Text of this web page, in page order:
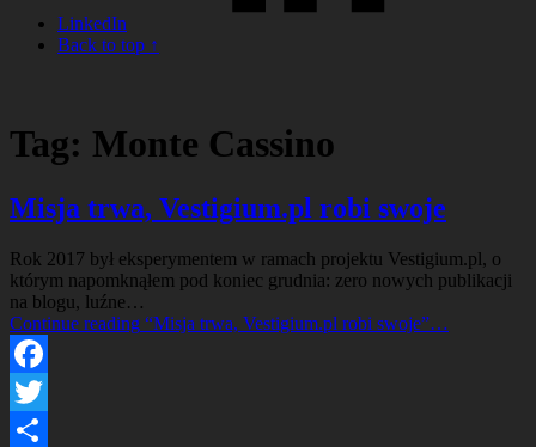
LinkedIn
Back to top ↑
Tag: Monte Cassino
Misja trwa, Vestigium.pl robi swoje
Rok 2017 był eksperymentem w ramach projektu Vestigium.pl, o
którym napomknąłem pod koniec grudnia: zero nowych publikacji
na blogu, luźne…
Continue reading “Misja trwa, Vestigium.pl robi swoje”…
Facebook
Twitter